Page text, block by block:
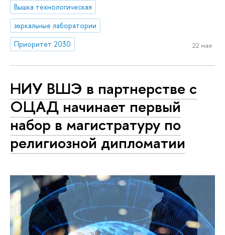
Вышка технологическая
зеркальные лаборатории
Приоритет 2030
22 мая
НИУ ВШЭ в партнерстве с
ОЦАД начинает первый
набор в магистратуру по
религиозной дипломатии